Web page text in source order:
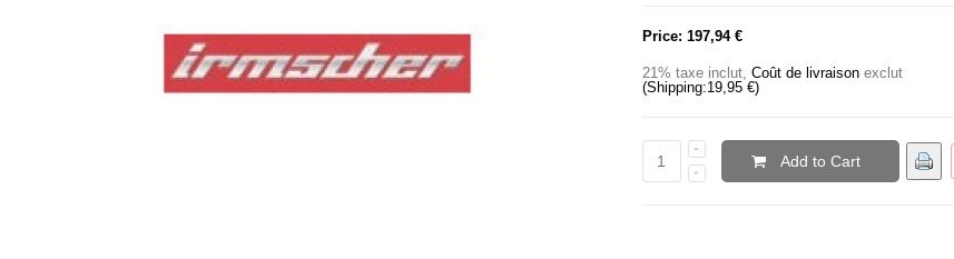
Price: 197,94 €
21% taxe inclut, Coût de livraisonexclut
(Shipping:19,95 €)
Add to Cart